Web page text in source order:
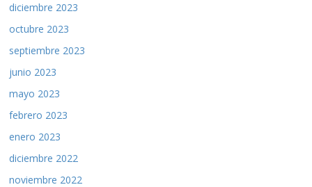
diciembre 2023
octubre 2023
septiembre 2023
junio 2023
mayo 2023
febrero 2023
enero 2023
diciembre 2022
noviembre 2022